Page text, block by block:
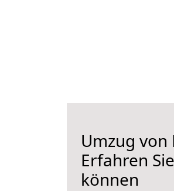
Umzug
Erfahren
können